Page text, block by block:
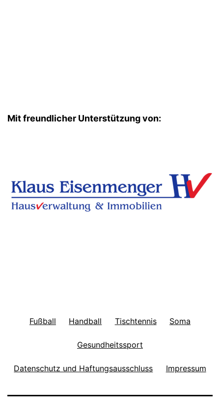
Mit freundlicher Unterstützung von:
Fußball Handball Tischtennis Soma
Gesundheitssport
Datenschutz und Haftungsausschluss Impressum